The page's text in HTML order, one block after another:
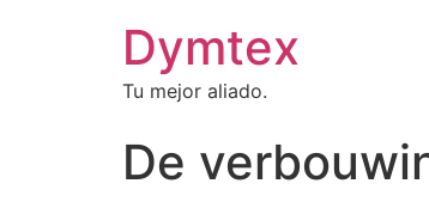
Dymtex
Tu mejor aliado.
De